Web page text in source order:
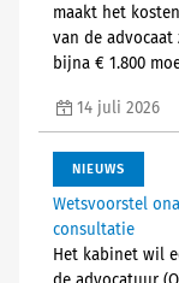
maakt het
van de
bijna € 1.800
14 juli 2026
NIEUWS
Wetsvoorstel
consultatie
Het kabinet wil